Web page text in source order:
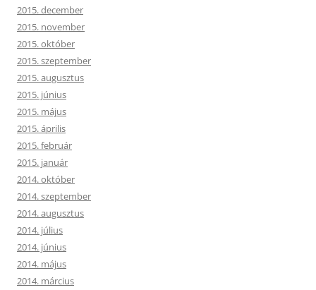
2015. december
2015. november
2015. október
2015. szeptember
2015. augusztus
2015. június
2015. május
2015. április
2015. február
2015. január
2014. október
2014. szeptember
2014. augusztus
2014. július
2014. június
2014. május
2014. március